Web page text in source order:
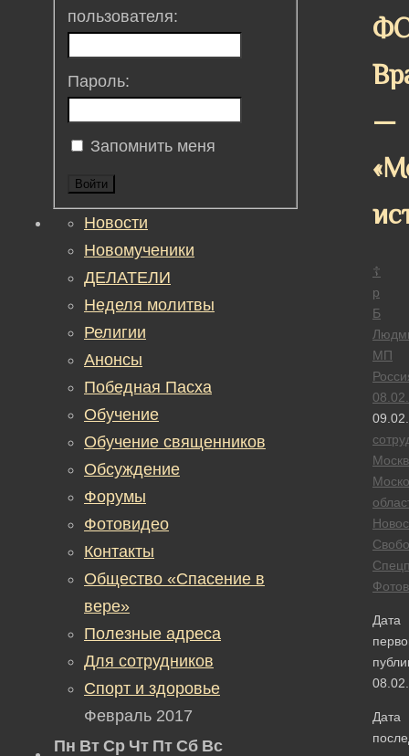
—
☦
р
Б
МП
Дата
Дата
пользователя:
Пароль:
Запомнить меня
Войти
Новости
Новомученики
ДЕЛАТЕЛИ
Неделя молитвы
Религии
Анонсы
Победная Пасха
Обучение
Обучение священников
Обсуждение
Форумы
Фотовидео
Контакты
Общество «Спасение в
вере»
Полезные адреса
Для сотрудников
Спорт и здоровье
Февраль 2017
Пн Вт Ср Чт Пт Сб Вс